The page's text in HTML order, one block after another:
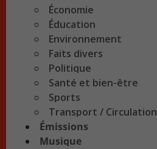
Économie
Éducation
Environnement
Faits divers
Politique
Santé et bien-être
Sports
Transport / Circulation
Émissions
Musique